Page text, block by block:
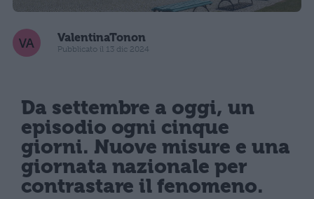
ValentinaTonon
Pubblicato il 13 dic 2024
Da settembre a oggi, un
episodio ogni cinque
giorni. Nuove misure e una
giornata nazionale per
contrastare il fenomeno.